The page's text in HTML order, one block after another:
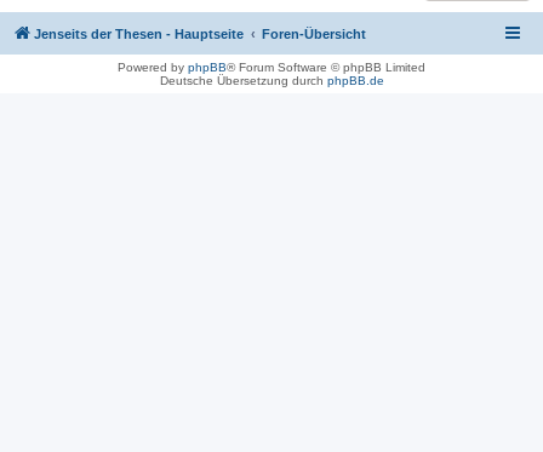
Jenseits der Thesen - Hauptseite Foren-Übersicht
Powered by phpBB® Forum Software © phpBB Limited
Deutsche Übersetzung durch phpBB.de